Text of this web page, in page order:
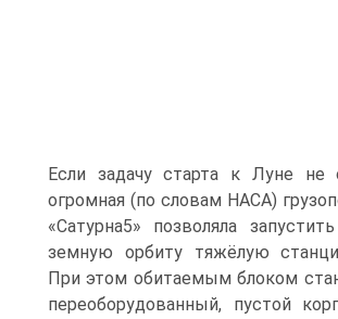
Если задачу старта к Луне не
огромная (по словам НАСА)
«Сатурна5» позволяла
земную орбиту тяжёлую
При этом обитаемым блоком
переоборудованный, пустой